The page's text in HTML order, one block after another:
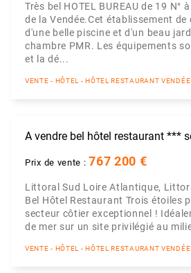
Très bel HOTEL BUREAU de 19 N°
de la Vendée.Cet établissement de
d'une belle piscine et d'un beau
chambre PMR. Les équipements
et la dé...
VENTE - HÔTEL - HÔTEL RESTAURANT VENDÉE
A vendre bel hôtel restaurant ***
Prix de vente : 767 200 €
Littoral Sud Loire Atlantique,
Bel Hôtel Restaurant Trois étoiles
secteur côtier exceptionnel !
de mer sur un site privilégié au
VENTE - HÔTEL - HÔTEL RESTAURANT VENDÉE